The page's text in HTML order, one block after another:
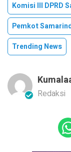
Komisi III DPRD
Pemkot
Trending News
Redaksi